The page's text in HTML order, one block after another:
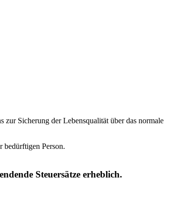
zur Sicherung der Lebensqualität über das normale
bedürftigen Person.
Steuersätze erheblich.